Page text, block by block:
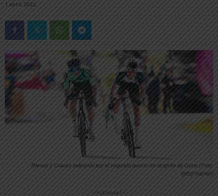
1 abril, 2025
Ramos y Crause peleando por el segundo puesto en el sprint de Gorla (Foto:
@EqFinisher)
-- Publicidad --